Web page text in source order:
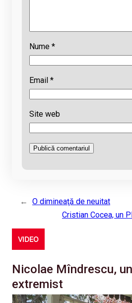
Nume *
Email *
Site web
←
O dimineaţă de neuitat
Cristian Cocea, un
VIDEO
Nicolae Mîndrescu,
extremist